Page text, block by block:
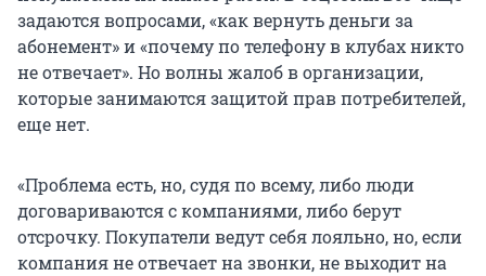
задаются вопросами, «как вернуть деньги за
абонемент» и «почему по телефону в клубах никто
не отвечает». Но волны жалоб в организации,
которые занимаются защитой прав потребителей,
еще нет.
«Проблема есть, но, судя по всему, либо люди
договариваются с компаниями, либо берут
отсрочку. Покупатели ведут себя лояльно, но, если
компания не отвечает на звонки, не выходит на